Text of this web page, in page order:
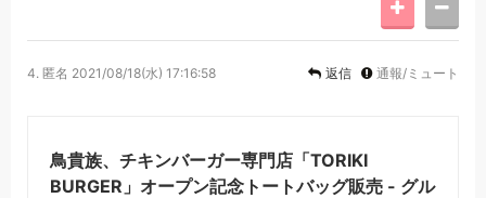
4. 匿名 2021/08/18(水) 17:16:58 返信 通報/ミュート
鳥貴族、チキンバーガー専門店「TORIKI
BURGER」オープン記念トートバッグ販売 - グル